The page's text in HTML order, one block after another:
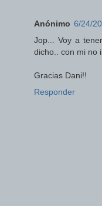
Anónimo 6/24/
Jop... Voy a
dicho.. con mi no
Gracias Dani!!
Responder